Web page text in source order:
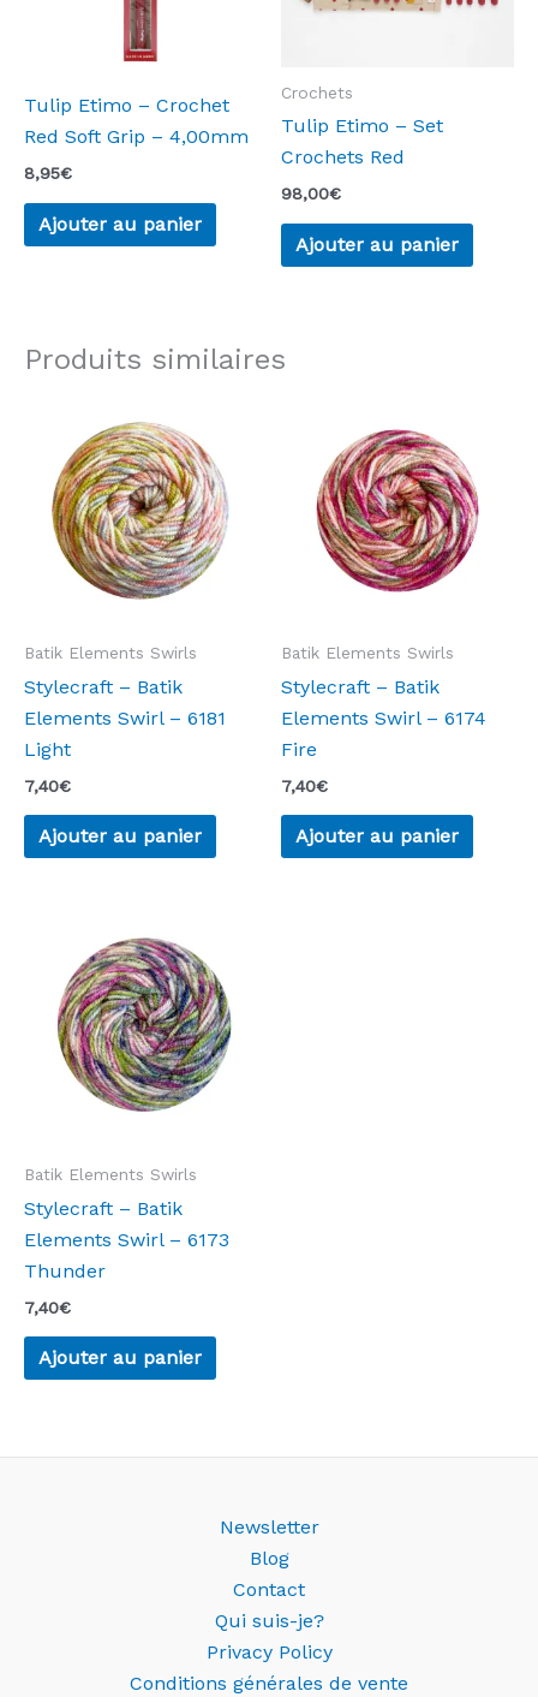
Tulip Etimo – Crochet
Red Soft Grip – 4,00mm
8,95€
Ajouter au panier
Crochets
Tulip Etimo – Set
Crochets Red
98,00€
Ajouter au panier
Produits similaires
Batik Elements Swirls
Stylecraft – Batik
Elements Swirl – 6181
Light
7,40€
Ajouter au panier
Batik Elements Swirls
Stylecraft – Batik
Elements Swirl – 6174
Fire
7,40€
Ajouter au panier
Batik Elements Swirls
Stylecraft – Batik
Elements Swirl – 6173
Thunder
7,40€
Ajouter au panier
Newsletter
Blog
Contact
Qui suis-je?
Privacy Policy
Conditions générales de vente